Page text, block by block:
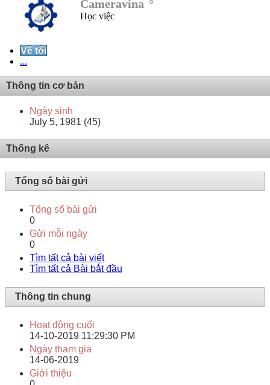
Cameravina
Học việc
Về tôi
...
Thông tin cơ bản
Ngày sinh
July 5, 1981 (45)
Thống kê
Tổng số bài gửi
Tổng số bài gửi
0
Gửi mỗi ngày
0
Tìm tất cả bài viết
Tìm tất cả Bài bắt đầu
Thông tin chung
Hoạt động cuối
14-10-2019 11:29:30 PM
Ngày tham gia
14-06-2019
Giới thiệu